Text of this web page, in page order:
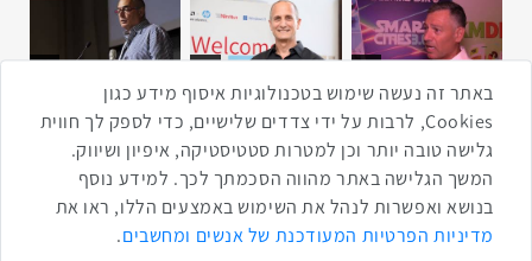
4:00
2:33
1:43
3:52
1:14
שתפו ברשת
באתר זה נעשה שימוש בטכנולוגיות איסוף מידע כגון
Cookies, לרבות על ידי צדדים שלישיים, כדי לספק לך חווית
גלישה טובה יותר וכן למטרות סטטיסטיקה, איפיון ושיווק.
המשך הגלישה באתר מהווה הסכמתך לכך. למידע נוסף
בנושא ואפשרות לנהל את השימוש באמצעים הללו, ראו את
מדיניות הפרטיות המעודכנת של אנשים ומחשבים.